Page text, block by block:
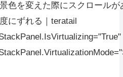
色を変えた際にスクロールが
にずれる｜teratail